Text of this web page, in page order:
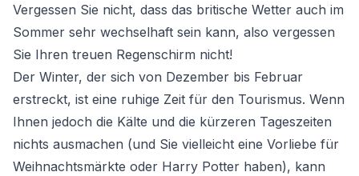
Vergessen Sie nicht, dass das britische Wetter auch im
Sommer sehr wechselhaft sein kann, also vergessen
Sie Ihren treuen Regenschirm nicht!
Der Winter, der sich von Dezember bis Februar
erstreckt, ist eine ruhige Zeit für den Tourismus. Wenn
Ihnen jedoch die Kälte und die kürzeren Tageszeiten
nichts ausmachen (und Sie vielleicht eine Vorliebe für
Weihnachtsmärkte oder Harry Potter haben), kann